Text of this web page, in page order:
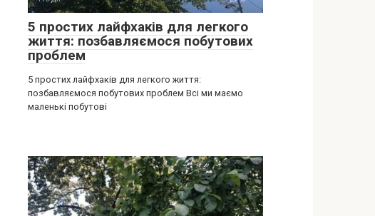
5 простих лайфхаків для легкого
життя: позбавляємося побутових
проблем
5 простих лайфхаків для легкого життя:
позбавляємося побутових проблем Всі ми маємо
маленькі побутові